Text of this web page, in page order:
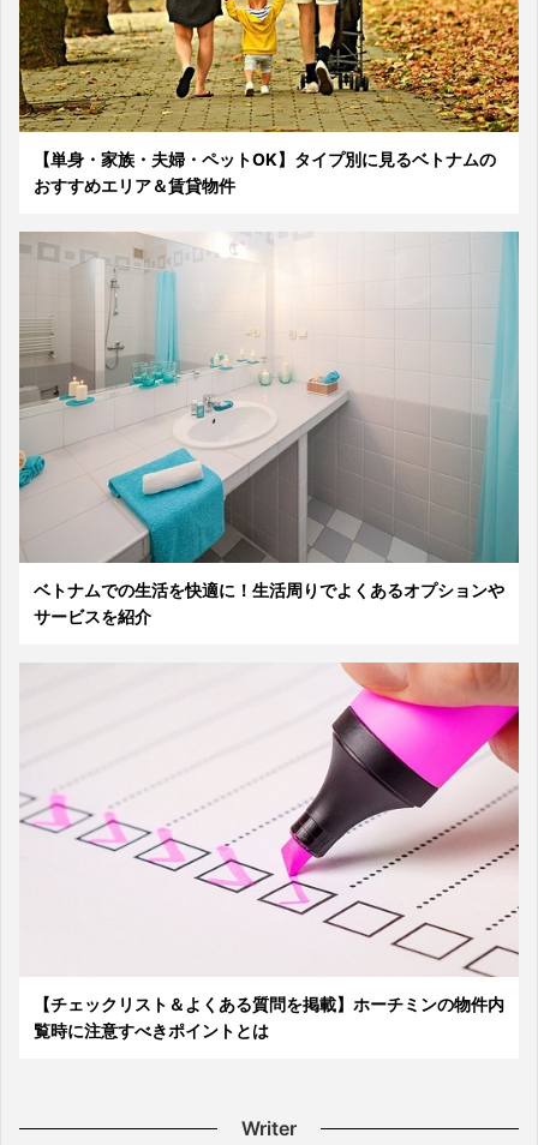
【単身・家族・夫婦・ペットOK】タイプ別に見るベトナムの
おすすめエリア＆賃貸物件
ベトナムでの生活を快適に！生活周りでよくあるオプションや
サービスを紹介
【チェックリスト＆よくある質問を掲載】ホーチミンの物件内
覧時に注意すべきポイントとは
Writer